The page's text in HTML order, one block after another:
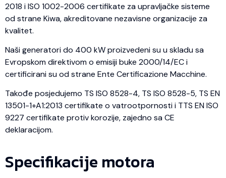
2018 i ISO 1002-2006 certifikate za upravljačke sisteme
od strane Kiwa, akreditovane nezavisne organizacije za
kvalitet.
Naši generatori do 400 kW proizvedeni su u skladu sa
Evropskom direktivom o emisiji buke 2000/14/EC i
certificirani su od strane Ente Certificazione Macchine.
Takođe posjedujemo TS ISO 8528-4, TS ISO 8528-5, TS EN
13501-1+A1:2013 certifikate o vatrootpornosti i TTS EN ISO
9227 certifikate protiv korozije, zajedno sa CE
deklaracijom.
Specifikacije motora